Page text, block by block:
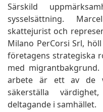
Särskild
sysselsättning.
skattejurist och
Milano PerCorsi Srl,
företagens strategiska
med
arbete är ett av de
säkerställa
deltagande i samhället.